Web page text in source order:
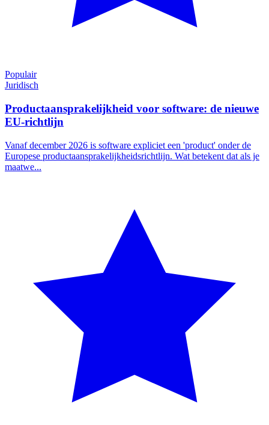
Populair
Juridisch
Productaansprakelijkheid voor software: de nieuwe
EU-richtlijn
Vanaf december 2026 is software expliciet een 'product' onder de
Europese productaansprakelijkheidsrichtlijn. Wat betekent dat als je
maatwe...